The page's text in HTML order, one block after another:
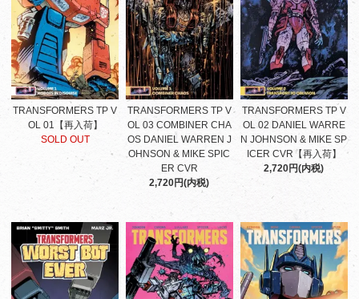
TRANSFORMERS TP V
OL 01【再入荷】
SOLD OUT
TRANSFORMERS TP V
OL 03 COMBINER CHA
OS DANIEL WARREN J
OHNSON & MIKE SPIC
ER CVR
2,720円(内税)
TRANSFORMERS TP V
OL 02 DANIEL WARRE
N JOHNSON & MIKE SP
ICER CVR【再入荷】
2,720円(内税)